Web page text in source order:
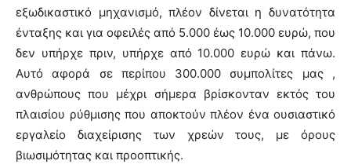
εξωδικαστικό μηχανισμό, πλέον δίνεται η δυνατότητα
ένταξης και για οφειλές από 5.000 έως 10.000 ευρώ, που
δεν υπήρχε πριν, υπήρχε από 10.000 ευρώ και πάνω.
Αυτό αφορά σε περίπου 300.000 συμπολίτες μας ,
ανθρώπους που μέχρι σήμερα βρίσκονταν εκτός του
πλαισίου ρύθμισης που αποκτούν πλέον ένα ουσιαστικό
εργαλείο διαχείρισης των χρεών τους, με όρους
βιωσιμότητας και προοπτικής.